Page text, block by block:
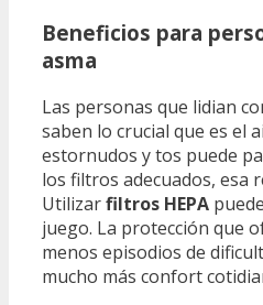
Beneficios para
asma
Las personas que lidian
saben lo crucial que es el
estornudos y tos puede
los filtros adecuados, esa
Utilizarfiltros HEPA
juego. La protección que
menos episodios de
mucho más confort